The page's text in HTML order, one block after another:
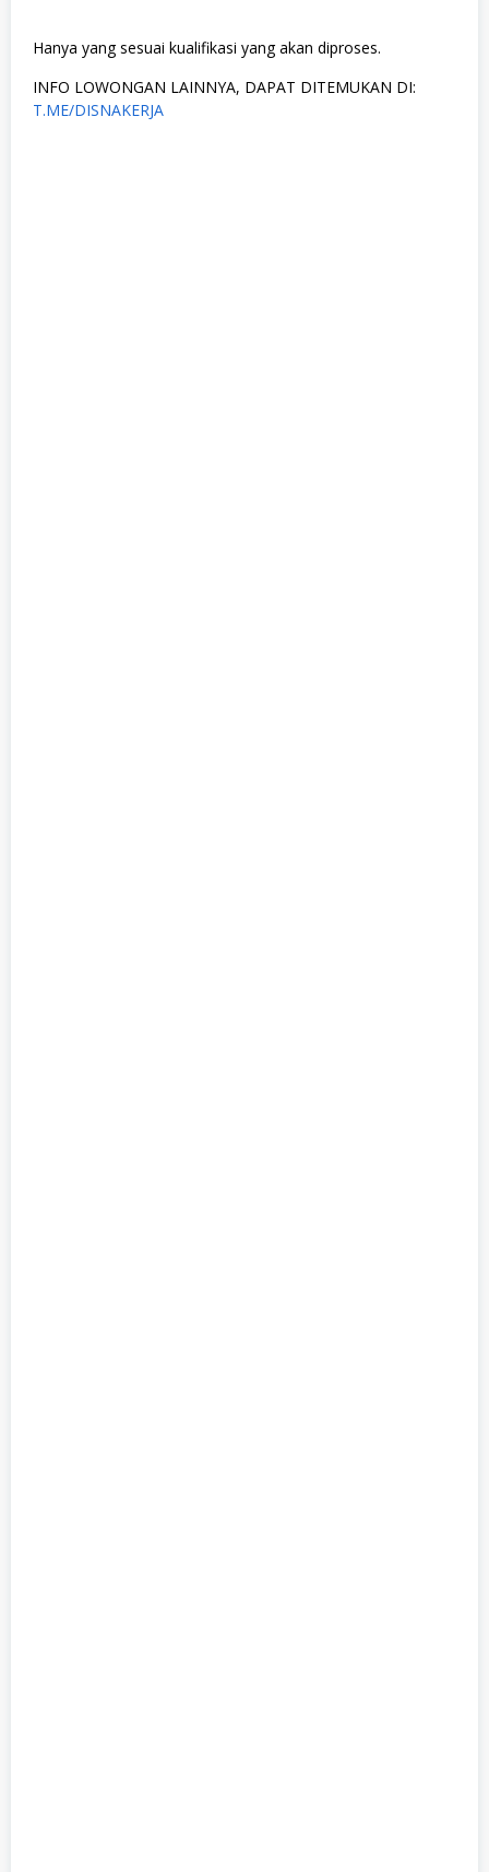
Hanya yang sesuai kualifikasi yang akan diproses.
INFO LOWONGAN LAINNYA, DAPAT DITEMUKAN DI:
T.ME/DISNAKERJA